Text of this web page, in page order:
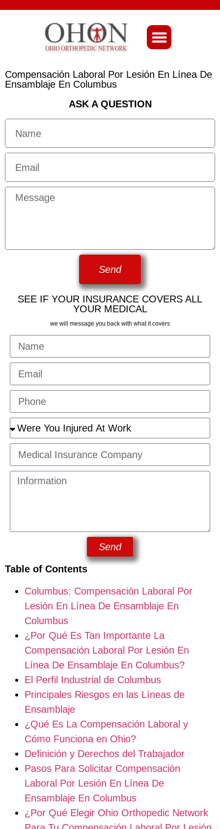
Compensación Laboral Por Lesión En Línea De
Ensamblaje En Columbus
ASK A QUESTION
Send
SEE IF YOUR INSURANCE COVERS ALL
YOUR MEDICAL
we will message you back with what it covers
Send
Table of Contents
Columbus: Compensación Laboral Por
Lesión En Línea De Ensamblaje En
Columbus
¿Por Qué Es Tan Importante La
Compensación Laboral Por Lesión En
Línea De Ensamblaje En Columbus?
El Perfil Industrial de Columbus
Principales Riesgos en las Líneas de
Ensamblaje
¿Qué Es La Compensación Laboral y
Cómo Funciona en Ohio?
Definición y Derechos del Trabajador
Pasos Para Solicitar Compensación
Laboral Por Lesión En Línea De
Ensamblaje En Columbus
¿Por Qué Elegir Ohio Orthopedic Network